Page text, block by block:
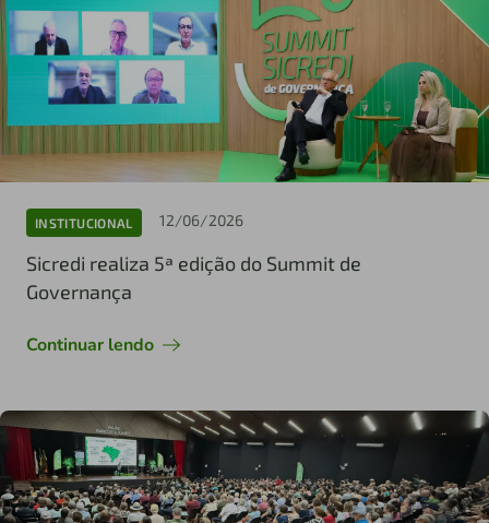
INSTITUCIONAL 12/06/2026
Sicredi realiza 5ª edição do Summit de
Governança
Continuar lendo